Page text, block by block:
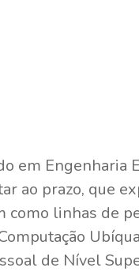
em Engenharia
ao prazo, que
linhas de
de Nível